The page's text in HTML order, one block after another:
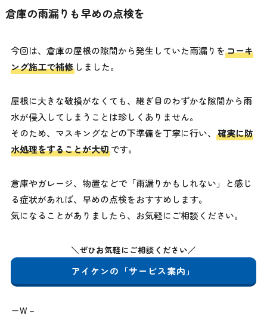
倉庫の雨漏りも早めの点検を
今回は、倉庫の屋根の隙間から発生していた雨漏りをコーキ
ング施工で補修しました。
屋根に大きな破損がなくても、継ぎ目のわずかな隙間から雨
水が侵入してしまうことは珍しくありません。
そのため、マスキングなどの下準備を丁寧に行い、 確実に防
水処理をすることが大切です。
倉庫やガレージ、物置などで「雨漏りかもしれない」と感じ
る症状があれば、早めの点検をおすすめします。
気になることがありましたら、お気軽にご相談ください。
＼ぜひお気軽にご相談ください／
アイケンの「サービス案内」
ーW－